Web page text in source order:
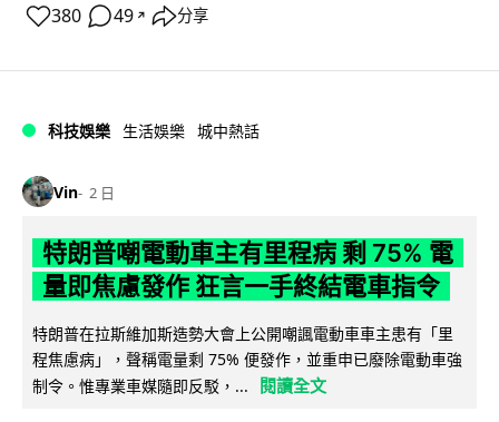
380 49 ↗ 分享
科技娛樂 生活娛樂 城中熱話
Vin 2 日
特朗普嘲電動車主有里程病 剩 75% 電
量即焦慮發作 狂言一手終結電車指令
特朗普在拉斯維加斯造勢大會上公開嘲諷電動車車主患有「里
程焦慮病」，聲稱電量剩 75% 便發作，並重申已廢除電動車強
制令。惟專業車媒隨即反駁，...
閱讀全文